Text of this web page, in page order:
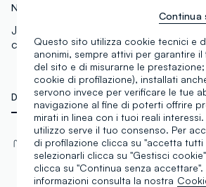
N.Art:
Joggers in felpa di misto cotone con
caviglie elasticate a costina. Ricamo
DETTAGLI TECNICI
Materiale
Cotone
Questo sito utilizza cookie tecnici e
anonimi, sempre attivi per garantire il
del sito e di misurarne le
cookie di profilazione), installati
servono invece per verificare le tue
navigazione al fine di poterti offrire
mirati in linea con i tuoi reali
utilizzo serve il tuo consenso. Per
di profilazione clicca su "accetta tutti
selezionarli clicca su "Gestisci
clicca su "Continua senza accettare".
informazioni consulta la nostra
Continua